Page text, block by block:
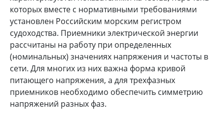
которых вместе с нормативными требованиями
установлен Российским морским регистром
судоходства. Приемники электрической энергии
рассчитаны на работу при определенных
(номинальных) значениях напряжения и частоты в
сети. Для многих из них важна форма кривой
питающего напряжения, а для трехфазных
приемников необходимо обеспечить симметрию
напряжений разных фаз.